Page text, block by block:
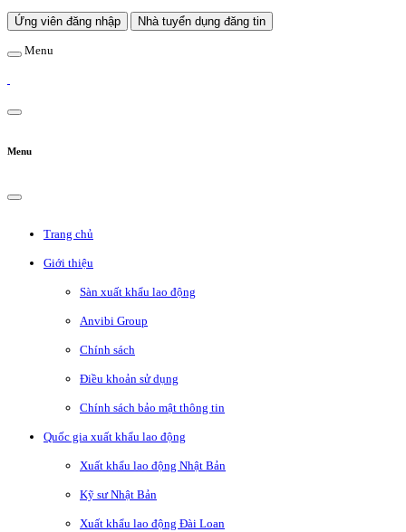
Ứng viên đăng nhập Nhà tuyển dụng đăng tin
Menu
Menu
Trang chủ
Giới thiệu
Sàn xuất khẩu lao động
Anvibi Group
Chính sách
Điều khoản sử dụng
Chính sách bảo mật thông tin
Quốc gia xuất khẩu lao động
Xuất khẩu lao động Nhật Bản
Kỹ sư Nhật Bản
Xuất khẩu lao động Đài Loan